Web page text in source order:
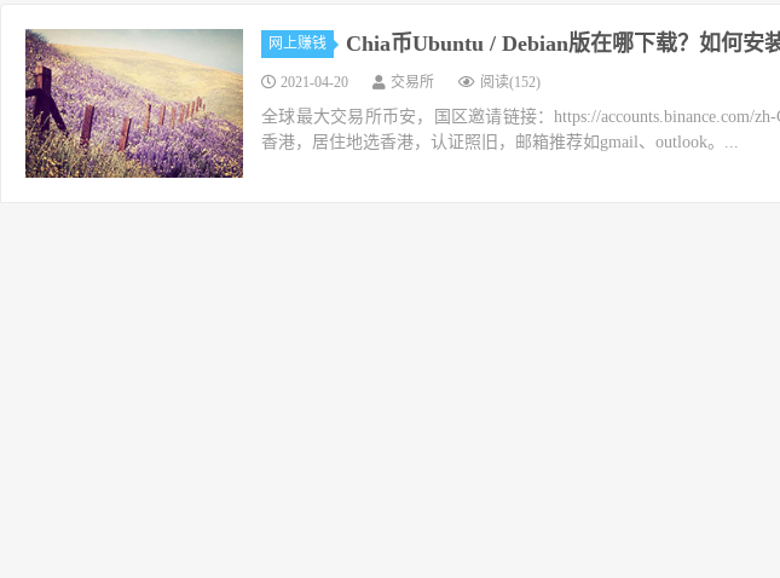
网上赚钱 Chia币Ubuntu / Debian版在哪下载？如何安
2021-04-20 交易所 阅读(152)
全球最大交易所币安，国区邀请链接：https://accounts.binance.com/
香港，居住地选香港，认证照旧，邮箱推荐如gmail、outlook。...